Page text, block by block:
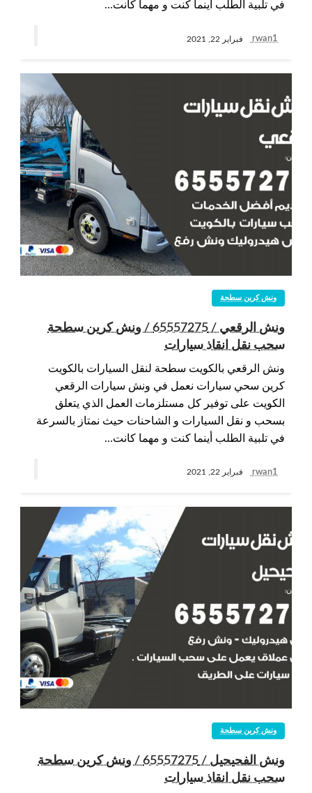
في تلبية الطلب أينما كنت و مهما كانت…
rwan1 فبراير 22, 2021
ونش كرين سطحة
ونش الرقعي / 65557275 / ونش كرين سطحة
سحب نقل انقاذ سيارات
ونش الرقعي بالكويت سطحة لنقل السيارات بالكويت
كرين سحي سيارات نعمل في ونش سيارات الرقعي
الكويت على توفير كل مستلزمات العمل الذي يتعلق
بسحب و نقل السيارات و الشاحنات حيث نمتاز بالسرعة
في تلبية الطلب أينما كنت و مهما كانت…
rwan1 فبراير 22, 2021
ونش كرين سطحة
ونش الفحيحيل / 65557275 / ونش كرين سطحة
سحب نقل انقاذ سيارات